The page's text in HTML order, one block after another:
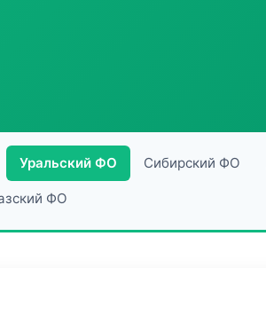
Уральский ФО Сибирский ФО
ФО